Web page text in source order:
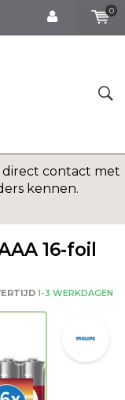
0
direct contact met
kennen.
16-foil
1-3 WERKDAGEN